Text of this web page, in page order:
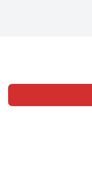
ಹೋಮ್ ವಿಭಾಗಗಳು